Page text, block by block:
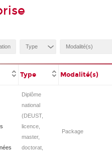
Type Modalité(s)
Diplôme
national
(DEUST,
licence,
master,
doctorat,
Package